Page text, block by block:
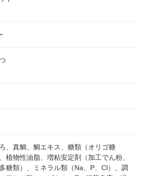
、真鯛、鯛エキス、糖類（オリゴ糖
植物性油脂、増粘安定剤（加工でん粉、
糖類）、ミネラル類（Na、P、Cl）、調